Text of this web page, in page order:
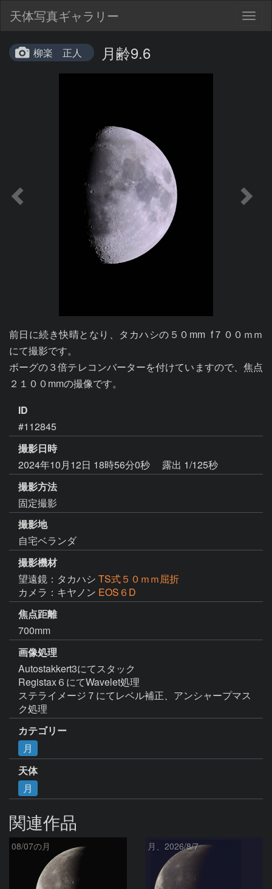
天体写真ギャラリー
柳楽 正人 月齢9.6
前日に続き快晴となり、タカハシの５０mm  f７００ｍｍ
にて撮影です。
ボーグの３倍テレコンバーターを付けていますので、焦点
２１００mmの撮像です。
ID
#112845
撮影日時
2024年10月12日 18時56分0秒
露出 1/125秒
撮影方法
固定撮影
撮影地
自宅ベランダ
撮影機材
望遠鏡：タカハシ TS式５０ｍｍ屈折
カメラ：キヤノン EOS６D
焦点距離
700mm
画像処理
Autostakkert3にてスタック
Registax６にてWavelet処理
ステライメージ７にてレベル補正、アンシャープマス
ク処理
カテゴリー
月
天体
月
関連作品
08/07の月 月、2026/8/7